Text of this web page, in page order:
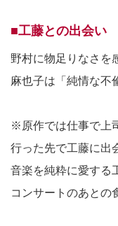
■工藤との出会い
野村に物足りなさを
麻也子は「純情な不
※原作では仕事で上
行った先で工藤に出
音楽を純粋に愛する
コンサートのあとの